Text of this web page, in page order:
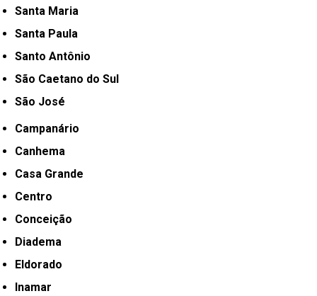
Santa Maria
Santa Paula
Santo Antônio
São Caetano do Sul
São José
Campanário
Canhema
Casa Grande
Centro
Conceição
Diadema
Eldorado
Inamar